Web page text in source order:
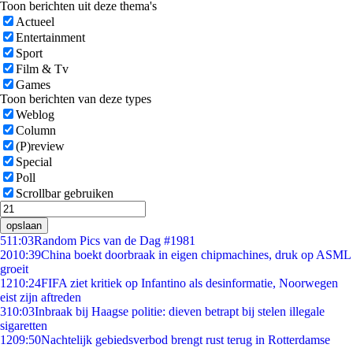
Toon berichten uit deze thema's
Actueel
Entertainment
Sport
Film & Tv
Games
Toon berichten van deze types
Weblog
Column
(P)review
Special
Poll
Scrollbar gebruiken
opslaan
511:03Random Pics van de Dag #1981
2010:39China boekt doorbraak in eigen chipmachines, druk op ASML
groeit
1210:24FIFA ziet kritiek op Infantino als desinformatie, Noorwegen
eist zijn aftreden
310:03Inbraak bij Haagse politie: dieven betrapt bij stelen illegale
sigaretten
1209:50Nachtelijk gebiedsverbod brengt rust terug in Rotterdamse